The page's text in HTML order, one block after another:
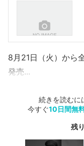
8月21日（火）から
発売...
続きを読むに
今すぐ10日間無
残